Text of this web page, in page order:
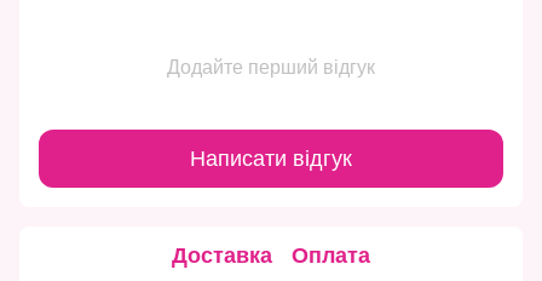
Додайте перший відгук
Написати відгук
Доставка Оплата